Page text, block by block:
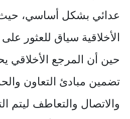
عدائي بشكل أساسي،
الأخلاقية سياق للعثور
حين أن المرجع الأخلاقي
تضمين مبادئ التعاون
والاتصال والتعاطف ليتم